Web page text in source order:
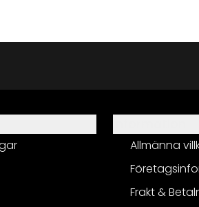
Allmänna
Frakt &